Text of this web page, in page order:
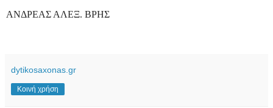
ΑΝΔΡΕΑΣ ΑΛΕΞ. ΒΡΗΣ
dytikosaxonas.gr
Κοινή χρήση